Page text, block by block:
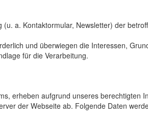
a. Kontaktormular, Newsletter) der
und überwiegen die Interessen,
für die Verarbeitung.
erheben aufgrund unseres berechtigten
der Webseite ab. Folgende Daten